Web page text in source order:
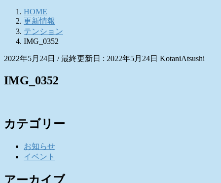
HOME
更新情報
テンション
IMG_0352
2022年5月24日 / 最終更新日 : 2022年5月24日 KotaniAtsushi
IMG_0352
カテゴリー
お知らせ
イベント
アーカイブ